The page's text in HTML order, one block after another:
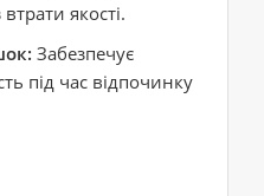
якості.
Забезпечує
під час відпочинку